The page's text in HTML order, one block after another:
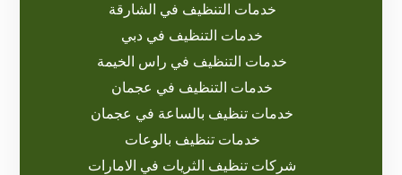
خدمات التنظيف في الشارقة
خدمات التنظيف في دبي
خدمات التنظيف في راس الخيمة
خدمات التنظيف في عجمان
خدمات تنظيف بالساعة في عجمان
خدمات تنظيف بالوعات
شركات تنظيف الثريات في الامارات